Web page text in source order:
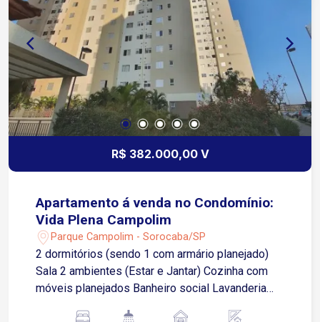
horas. Apenas 4 minutos da Av. Dom Aguirre 7
minutos do Jardim Botânico de Sorocaba 9
minutos da Av. Itavuvu 9 minutos do Shopping
Cidade Sorocaba
R$ 382.000,00 V
Apartamento á venda no Condomínio:
Vida Plena Campolim
Parque Campolim - Sorocaba/SP
2 dormitórios (sendo 1 com armário planejado)
Sala 2 ambientes (Estar e Jantar) Cozinha com
móveis planejados Banheiro social Lavanderia